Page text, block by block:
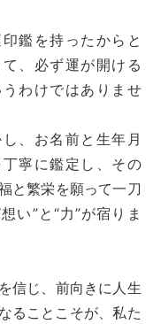
印鑑を持ったからと
て、必ず運が開ける
うわけではありませ
し、お名前と生年月
丁寧に鑑定し、その
と繁栄を願って一刀
い”と“力”が宿りま
信じ、前向きに人生
ることこそが、私た